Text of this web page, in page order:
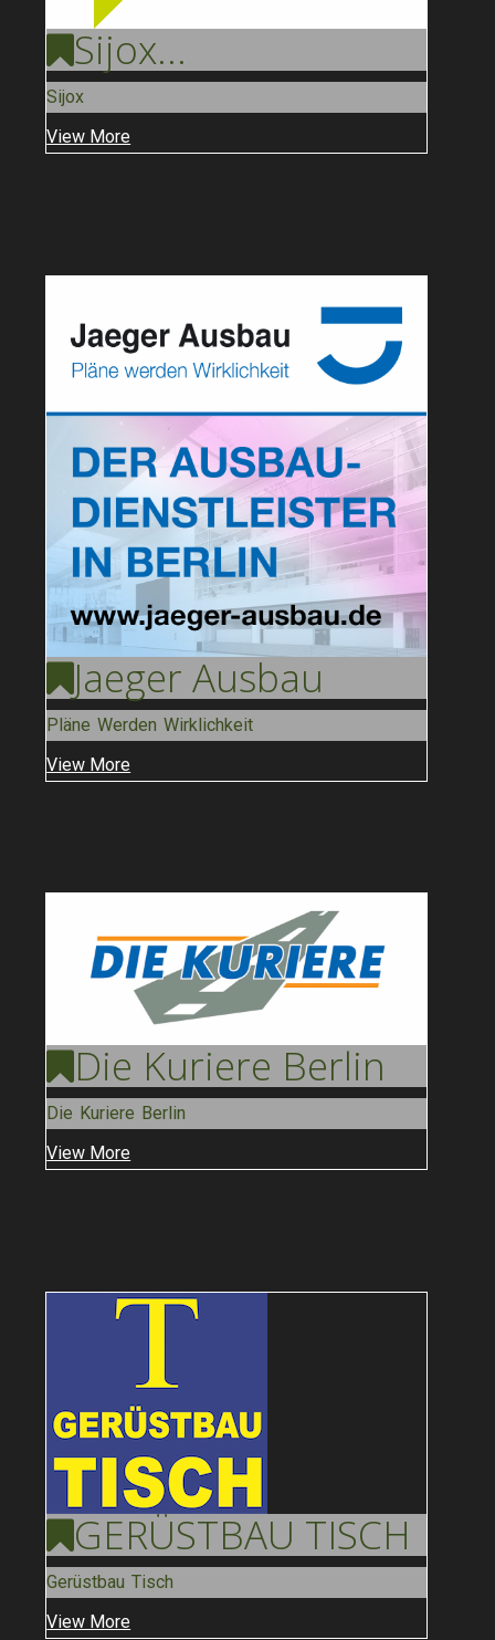
Sijox...
Sijox
View More
Jaeger Ausbau
Pläne Werden Wirklichkeit
View More
Die Kuriere Berlin
Die Kuriere Berlin
View More
GERÜSTBAU TISCH
Gerüstbau Tisch
View More